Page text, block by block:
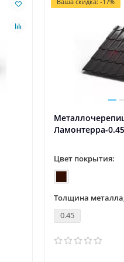
Ламонтерра-
Цвет покрытия:
Толщина
0.45